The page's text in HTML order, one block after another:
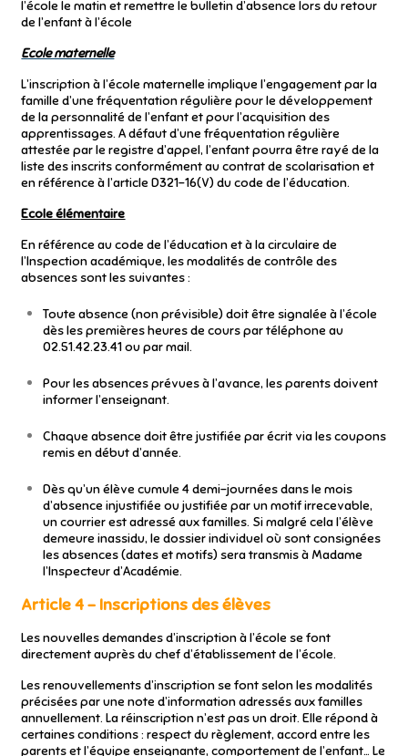
l’école le matin et remettre le bulletin d’absence lors du retour
de l’enfant à l’école
Ecole maternelle
L’inscription à l’école maternelle implique l’engagement par la
famille d’une fréquentation régulière pour le développement
de la personnalité de l’enfant et pour l’acquisition des
apprentissages. A défaut d’une fréquentation régulière
attestée par le registre d’appel, l’enfant pourra être rayé de la
liste des inscrits conformément au contrat de scolarisation et
en référence à l’article D321-16(V) du code de l’éducation.
Ecole élémentaire
En référence au code de l’éducation et à la circulaire de
l’Inspection académique, les modalités de contrôle des
absences sont les suivantes :
Toute absence (non prévisible) doit être signalée à l’école
dès les premières heures de cours par téléphone au
02.51.42.23.41 ou par mail.
Pour les absences prévues à l’avance, les parents doivent
informer l’enseignant.
Chaque absence doit être justifiée par écrit via les coupons
remis en début d’année.
Dès qu’un élève cumule 4 demi-journées dans le mois
d’absence injustifiée ou justifiée par un motif irrecevable,
un courrier est adressé aux familles. Si malgré cela l’élève
demeure inassidu, le dossier individuel où sont consignées
les absences (dates et motifs) sera transmis à Madame
l’Inspecteur d’Académie.
Article 4 – Inscriptions des élèves
Les nouvelles demandes d’inscription à l’école se font
directement auprès du chef d’établissement de l’école.
Les renouvellements d’inscription se font selon les modalités
précisées par une note d’information adressés aux familles
annuellement. La réinscription n’est pas un droit. Elle répond à
certaines conditions : respect du règlement, accord entre les
parents et l’équipe enseignante, comportement de l’enfant… Le